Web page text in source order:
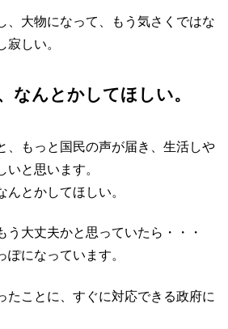
、大物になって、もう気さくではな
寂しい。
なんとかしてほしい。
、もっと国民の声が届き、生活しや
と思います。
んとかしてほしい。
う大丈夫かと思っていたら・・・
ぽになっています。
たことに、すぐに対応できる政府に